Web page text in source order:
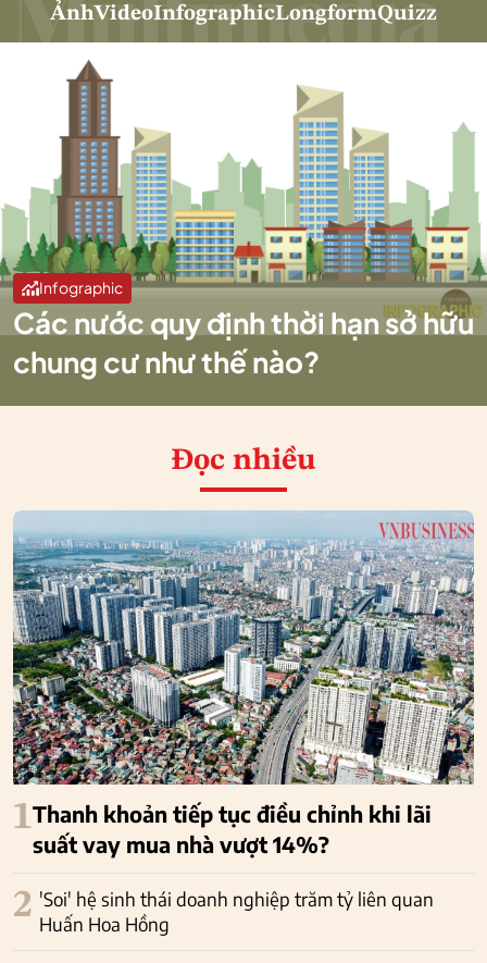
ẢnhVideoInfographicLongformQuizz
Infographic
Các nước quy định thời hạn sở hữu
chung cư như thế nào?
Đọc nhiều
1Thanh khoản tiếp tục điều chỉnh khi lãi
suất vay mua nhà vượt 14%?
2 'Soi' hệ sinh thái doanh nghiệp trăm tỷ liên quan
Huấn Hoa Hồng